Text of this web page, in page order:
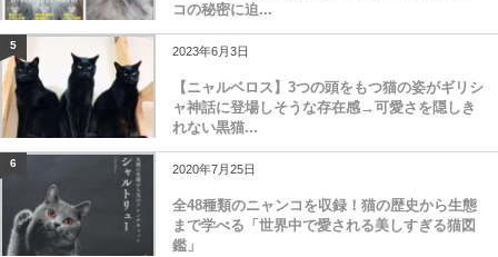
コの秘密に迫...
5 2023年6月3日
【ニャルベロス】3つの頭をもつ猫の姿がギリシ
ャ神話に登場しそうな存在感→可愛さを隠しき
れない黒猫...
6 2020年7月25日
全48種類のニャンコを収録！猫の歴史から生態
まで学べる「世界中で愛される美しすぎる猫図
鑑」